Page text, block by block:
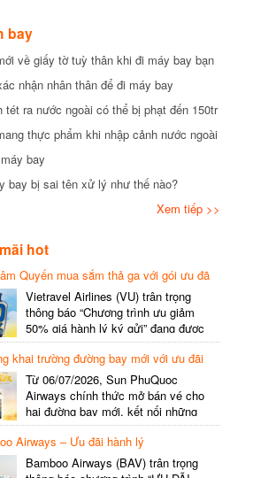
bay
về giấy tờ tuỳ thân khi đi máy bay bạn
nhận nhân thân để đi máy bay
tét ra nước ngoài có thể bị phạt đến 150tr
thực phẩm khi nhập cảnh nước ngoài
bay
bay bị sai tên xử lý như thế nào?
Xem tiếp >>
hot
Quyến mua sắm thả ga với gói ưu đã
gói cước
Vietravel Airlines (VU) trân trọng
thông báo “Chương trình ưu giảm
50% giá hành lý ký gửi” đang được
triển khai cho đường bay quốc tế mới
kết nối từ TP. Hồ Chí Minh
(SGN) đi Thâm Quyến – Trung Quốc
(SZX), chi tiết như sau: LỊCH BAY
CHI TIẾT Đường bay SHCB Giờ khởi
hành Giờ đến Tần suất…
khai trường đường bay mới với ưu đãi
Từ 06/07/2026, Sun PhuQuoc
Airways chính thức mở bán vé cho
hai đường bay mới, kết nối những
điểm đến giàu trải nghiệm, giúp hành
khách khám phá vẻ đẹp thiên nhiên
và văn hóa của miền Trung Việt Nam.
Airways – Ưu đãi hành lý
Bamboo Airways (BAV) trân trọng